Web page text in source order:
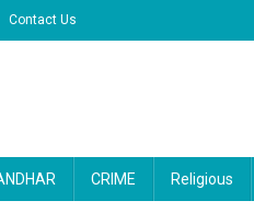
Contact Us
CRIME Religious